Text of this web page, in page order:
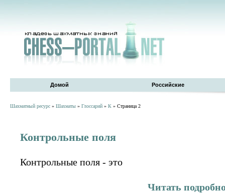
Домой Российские
Шахматный ресурс » Шахматы » Глоссарий » К » Страница 2
Контрольные поля
Контрольные поля - это
Читать